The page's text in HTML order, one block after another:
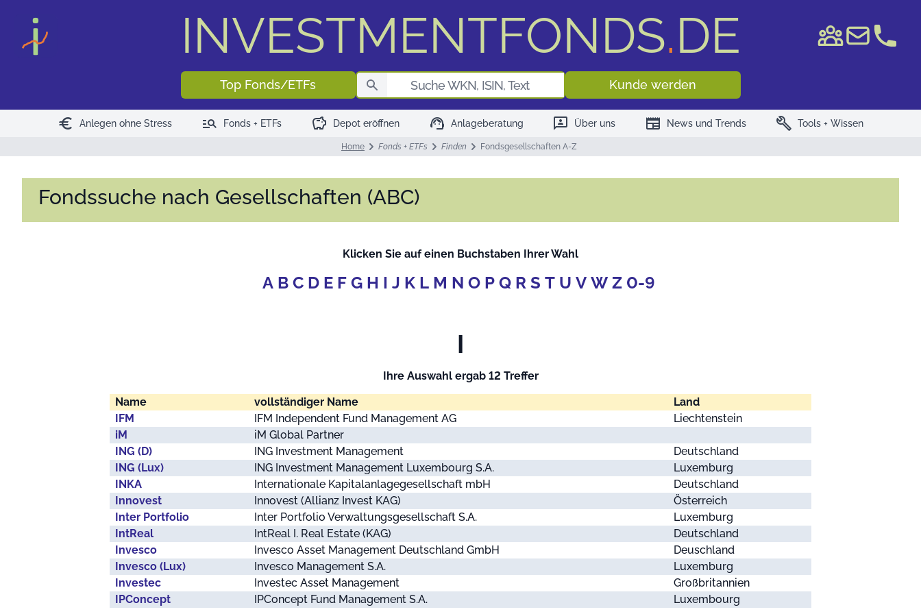
INVESTMENTFONDS.DE
Top Fonds/ETFs Fondssuche WKN/ISIN
Kunde werden
euro Anlegen ohne Stress manage_search Fonds + ETFs savings Depot eröffnen support_agent Anlageberatung 3p Über uns newspaper News und Trends build Tools + Wissen
Home Fonds + ETFs Finden Fondsgesellschaften A-Z
Fondssuche nach Gesellschaften (ABC)
Klicken Sie auf einen Buchstaben Ihrer Wahl
A B C D E F G H I J K L M N O P Q R S T U V W Z 0-9
I
Ihre Auswahl ergab 12 Treffer
Name
vollständiger Name
Land
IFM
IFM Independent Fund Management AG
Liechtenstein
iM
iM Global Partner
ING (D)
ING Investment Management
Deutschland
ING (Lux)
ING Investment Management Luxembourg S.A.
Luxemburg
INKA
Internationale Kapitalanlagegesellschaft mbH
Deutschland
Innovest
Innovest (Allianz Invest KAG)
Österreich
Inter Portfolio
Inter Portfolio Verwaltungsgesellschaft S.A.
Luxemburg
IntReal
IntReal I. Real Estate (KAG)
Deutschland
Invesco
Invesco Asset Management Deutschland GmbH
Deuschland
Invesco (Lux)
Invesco Management S.A.
Luxemburg
Investec
Investec Asset Management
Großbritannien
IPConcept
IPConcept Fund Management S.A. Luxembourg